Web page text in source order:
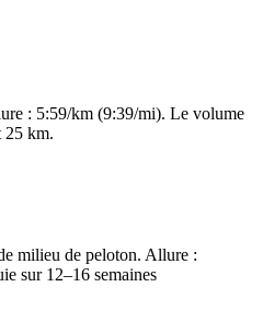
: 5:59/km (9:39/mi). Le volume
25 km.
milieu de peloton. Allure :
sur 12–16 semaines